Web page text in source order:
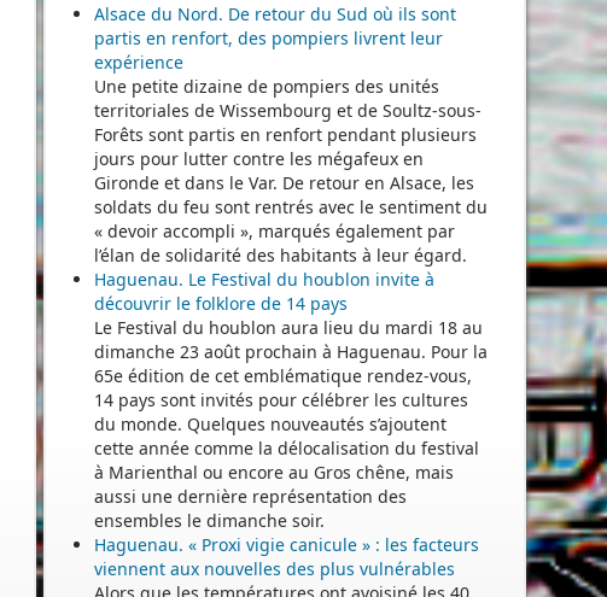
Alsace du Nord. De retour du Sud où ils sont
partis en renfort, des pompiers livrent leur
expérience
Une petite dizaine de pompiers des unités
territoriales de Wissembourg et de Soultz-sous-
Forêts sont partis en renfort pendant plusieurs
jours pour lutter contre les mégafeux en
Gironde et dans le Var. De retour en Alsace, les
soldats du feu sont rentrés avec le sentiment du
« devoir accompli », marqués également par
l’élan de solidarité des habitants à leur égard.
Haguenau. Le Festival du houblon invite à
découvrir le folklore de 14 pays
Le Festival du houblon aura lieu du mardi 18 au
dimanche 23 août prochain à Haguenau. Pour la
65e édition de cet emblématique rendez-vous,
14 pays sont invités pour célébrer les cultures
du monde. Quelques nouveautés s’ajoutent
cette année comme la délocalisation du festival
à Marienthal ou encore au Gros chêne, mais
aussi une dernière représentation des
ensembles le dimanche soir.
Haguenau. « Proxi vigie canicule » : les facteurs
viennent aux nouvelles des plus vulnérables
Alors que les températures ont avoisiné les 40